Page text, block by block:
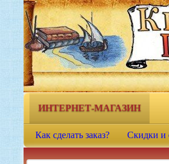
Книжная гавань -
магазин учебной
ИНТЕРНЕТ-МАГАЗИН
Как сделать заказ? Скидки и